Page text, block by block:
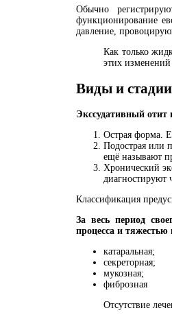
Обычно
функционирование
давление,
Как только
этих изменений
Виды и
Экссудативный отит
Острая форма.
Подострая или
ещё называют
Хронический
диагностируют
Классификация
За весь период
процесса и тяжестью
катаральная;
секреторная;
мукозная;
фиброзная
Отсутствие